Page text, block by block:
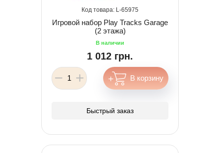
65975
Игровой набор Play Tracks Garage
(2 этажа)
1 012 грн.
Быстрый заказ